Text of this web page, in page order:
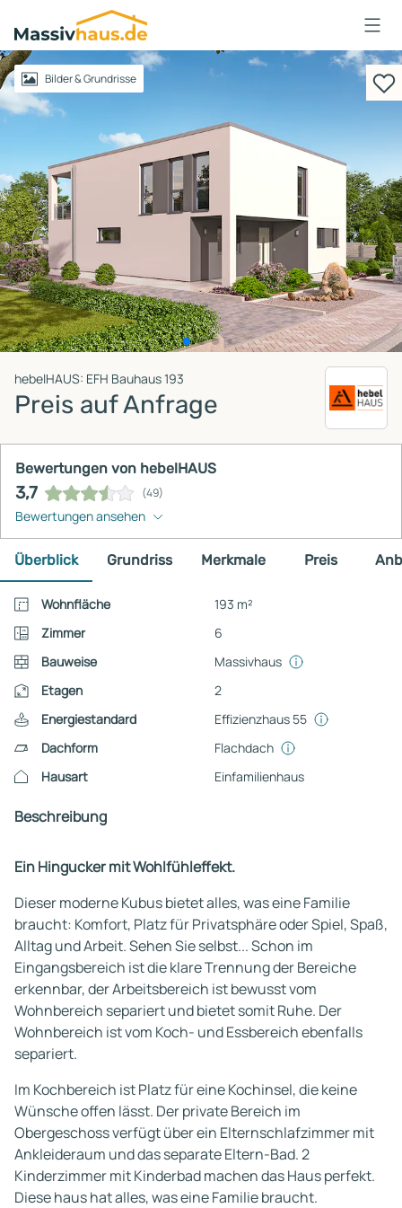
Massivhaus
Logo
AnmeldenBilder & Grundrisse
hebelHAUS: EFH Bauhaus 193
Preis auf Anfrage
Bewertungen von hebelHAUS
3,7 (49)
Bewertungen ansehen
Überblick Grundriss Merkmale Preis
Wohnfläche
193 m²
Zimmer
6
Bauweise
Massivhaus
Etagen
2
Energiestandard
Effizienzhaus 55
Dachform
Flachdach
Hausart
Einfamilienhaus
Beschreibung
Ein Hingucker mit Wohlfühleffekt.
Dieser moderne Kubus bietet alles, was eine Familie
braucht: Komfort, Platz für Privatsphäre oder Spiel, Spaß,
Alltag und Arbeit. Sehen Sie selbst... Schon im
Eingangsbereich ist die klare Trennung der Bereiche
erkennbar, der Arbeitsbereich ist bewusst vom
Wohnbereich separiert und bietet somit Ruhe. Der
Wohnbereich ist vom Koch- und Essbereich ebenfalls
separiert.
Im Kochbereich ist Platz für eine Kochinsel, die keine
Wünsche offen lässt. Der private Bereich im
Obergeschoss verfügt über ein Elternschlafzimmer mit
Ankleideraum und das separate Eltern-Bad. 2
Kinderzimmer mit Kinderbad machen das Haus perfekt.
Diese haus hat alles, was eine Familie braucht.